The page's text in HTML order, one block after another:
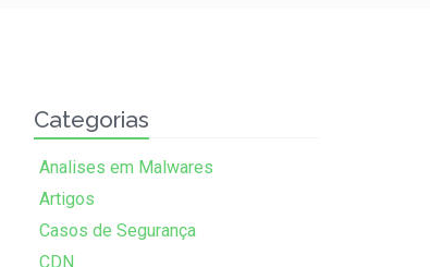
Categorias
Analises em Malwares
Artigos
Casos de Segurança
CDN